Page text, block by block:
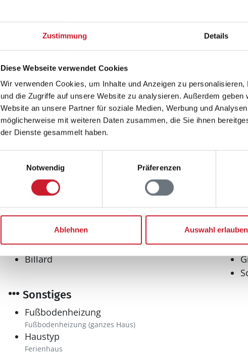
Zustimmung Details
Diese Webseite verwendet Cookies
Wir verwenden Cookies, um Inhalte und Anzeigen zu
und die Zugriffe auf unsere Website zu analysieren. Außerdem
Website an unsere Partner für soziale Medien, Werbung und
möglicherweise mit weiteren Daten zusammen, die Sie ihnen
der Dienste gesammelt haben.
Notwendig
Präferenzen
Ablehnen Auswahl erlauben
Dunstabzug
Geschirrspüler
Herd
El-Kochplatten/Ofen
Kühlschrank
Mikrowelle
Tiefkühler: 110 l
Tiefkühlschrank
Wellness
Sauna
Whirlpool
Innen-und Aussenwhirlpool
Spieleangebot
Air Hockey
Billard
Sonstiges
Fußbodenheizung
Fußbodenheizung (ganzes Haus)
Haustyp
Ferienhaus